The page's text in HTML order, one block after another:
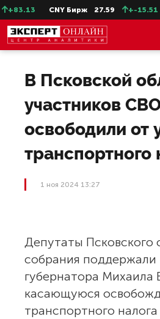
+83.13 CNY Бирж 27.59 +-15.51
В Псковской
участников
освободили от
транспортного
1 ноя 2024 13:27
Депутаты Псковского
собрания поддержали
губернатора Михаила
касающуюся
транспортного налога